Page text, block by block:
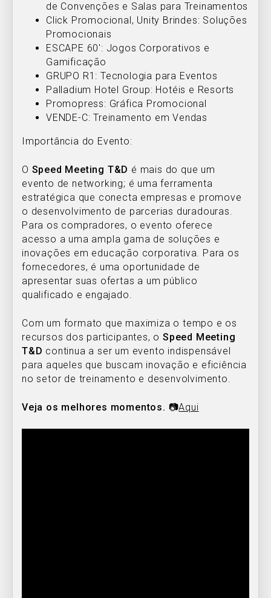
de Convenções e Salas para Treinamentos
Click Promocional, Unity Brindes: Soluções
Promocionais
ESCAPE 60′: Jogos Corporativos e
Gamificação
GRUPO R1: Tecnologia para Eventos
Palladium Hotel Group: Hotéis e Resorts
Promopress: Gráfica Promocional
VENDE-C: Treinamento em Vendas
Importância do Evento:
O Speed Meeting T&D é mais do que um
evento de networking; é uma ferramenta
estratégica que conecta empresas e promove
o desenvolvimento de parcerias duradouras.
Para os compradores, o evento oferece
acesso a uma ampla gama de soluções e
inovações em educação corporativa. Para os
fornecedores, é uma oportunidade de
apresentar suas ofertas a um público
qualificado e engajado.
Com um formato que maximiza o tempo e os
recursos dos participantes, oSpeed Meeting
T&D continua a ser um evento indispensável
para aqueles que buscam inovação e eficiência
no setor de treinamento e desenvolvimento.
Veja os melhores momentos. 📷Aqui